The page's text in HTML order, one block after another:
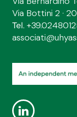
Via Bottini 2 ·
Tel.